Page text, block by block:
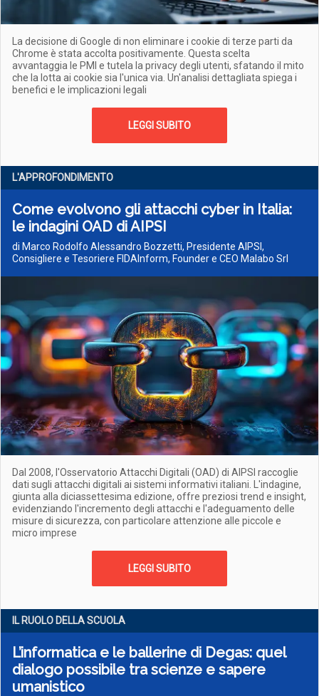
La decisione di Google di non eliminare i cookie di terze parti da
Chrome è stata accolta positivamente. Questa scelta
avvantaggia le PMI e tutela la privacy degli utenti, sfatando il mito
che la lotta ai cookie sia l'unica via. Un'analisi dettagliata spiega i
benefici e le implicazioni legali
LEGGI SUBITO
L'APPROFONDIMENTO
Come evolvono gli attacchi cyber in Italia:
le indagini OAD di AIPSI
di Marco Rodolfo Alessandro Bozzetti, Presidente AIPSI,
Consigliere e Tesoriere FIDAInform, Founder e CEO Malabo Srl
Dal 2008, l'Osservatorio Attacchi Digitali (OAD) di AIPSI raccoglie
dati sugli attacchi digitali ai sistemi informativi italiani. L'indagine,
giunta alla diciassettesima edizione, offre preziosi trend e insight,
evidenziando l'incremento degli attacchi e l'adeguamento delle
misure di sicurezza, con particolare attenzione alle piccole e
micro imprese
LEGGI SUBITO
IL RUOLO DELLA SCUOLA
L’informatica e le ballerine di Degas: quel
dialogo possibile tra scienze e sapere
umanistico